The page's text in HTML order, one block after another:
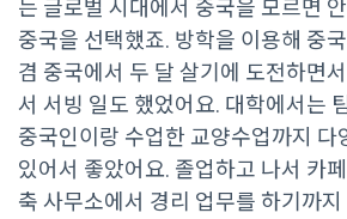
는 글로벌 시대에서 중국을 모르면
중국을 선택했죠. 방학을 이용해 중
겸 중국에서 두 달 살기에 도전하면
서 서빙 일도 했었어요. 대학에서는
중국인이랑 수업한 교양수업까지 다
있어서 좋았어요. 졸업하고 나서 카
축 사무소에서 경리 업무를 하기까